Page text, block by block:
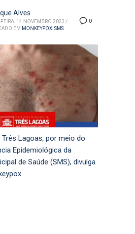
0
Alves
FEIRA, 14 NOVEMBRO 2023 /
EM MONKEYPOX SMS
Lagoas, por meio do
Epidemiológica da
de Saúde (SMS), divulga